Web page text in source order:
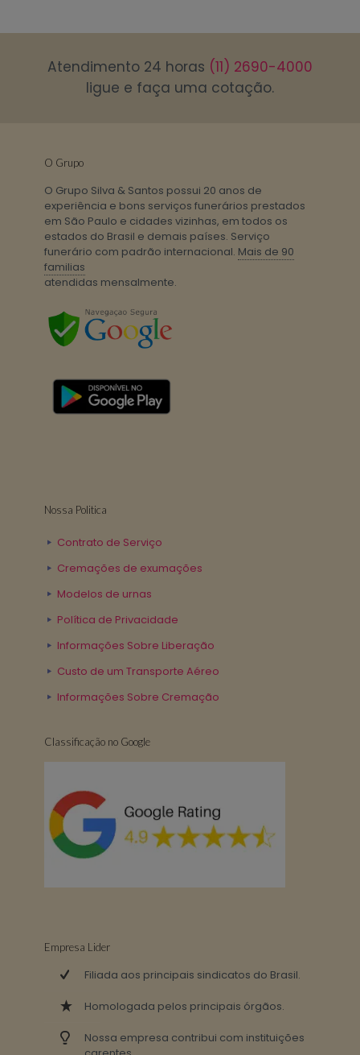
Atendimento 24 horas (11) 2690-4000
ligue e faça uma cotação.
O Grupo
O Grupo Silva & Santos possui 20 anos de
experiência e bons serviços funerários prestados
em São Paulo e cidades vizinhas, em todos os
estados do Brasil e demais países. Serviço
funerário com padrão internacional. Mais de 90
familias
atendidas mensalmente.
Nossa Politica
Contrato de Serviço
Cremações de exumações
Modelos de urnas
Política de Privacidade
Informações Sobre Liberação
Custo de um Transporte Aéreo
Informações Sobre Cremação
Classificação no Google
Empresa Lider
Filiada aos principais sindicatos do Brasil.
Homologada pelos principais órgãos.
Nossa empresa contribui com instituições